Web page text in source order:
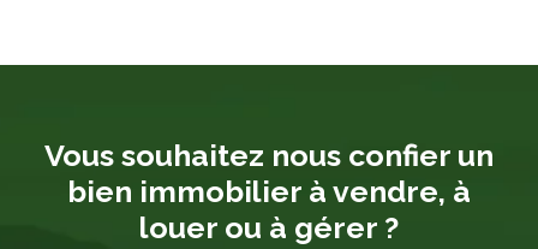
Vous souhaitez nous confier un
bien immobilier à vendre, à
louer ou à gérer ?